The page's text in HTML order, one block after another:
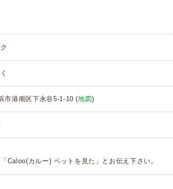
市港南区下永谷5-1-10 (地図)
Caloo(カルー) ペットを見た」とお伝え下さい。